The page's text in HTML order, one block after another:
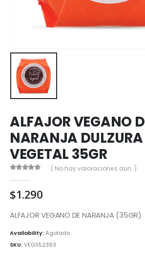
ALFAJOR VEGANO
NARANJA DULZURA
VEGETAL 35GR
( No hay valoraciones aún. )
$1.290
ALFAJOR VEGANO DE NARANJA (35GR)
Availability:Agotado
SKU:VEGS52363